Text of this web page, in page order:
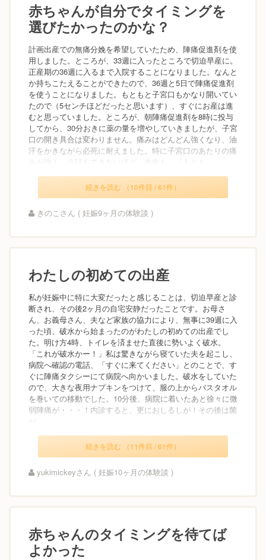
赤ちゃんが自分でタイミングを
選びたかったのかな？
計画出産での無痛分娩を希望していたため、陣痛促進剤を使
用しました。ところが、33週に入ったところで切迫早産に。
正産期の36週に入るまで入院することになりました。なんと
か持ちこたえることができたので、36週と5日で陣痛促進剤
を使うことになりました。もともと子宮口もかなり開いてい
たので（5センチほどだったと思います）、すぐにお産は進
むと思っていました。ところが、朝陣痛促進剤を8時に投与
してから、30分おきに薬の量を増やしていきましたが、子宮
口の開き具合は変わりません。痛みはどんどん強くなり、油
汗をかきながら必死に耐えました。特に子宮口のあたりの痛
みが強く、会話もできないほど。先生も、「もとも...
続きを読む （10件目 / 61件）
きのこさん ( 妊娠9ヶ月の体験談 )
わたしの初めての出産
私が妊娠中に特に大変だったと感じることは、切迫早産と診
断され、その後2ヶ月の自宅安静だったことです。お母さ
ん、お義母さん、夫など家族の協力により、無事に39週に入
った頃、破水から始まったのがわたしの初めての出産でし
た。明け方4時、トイレを済ませた直後に勢いよく破水。
「これが破水かー！」私は驚きながら寝ていた夫を起こし、
病院へ確認の電話、「すぐに来てください」とのことで、す
ぐに陣痛タクシーにて病院へ向かいました。破水をしていた
ので、大きな夜用ナプキンをつけて、服の上からバスタオル
を巻いての移動でした。10分後、病院に着いたあと徐々に微
弱陣痛が・・・！内診すると、更におしるしが！その後は菌
続きを読む （11件目 / 61件）
yukimickeyさん ( 妊娠10ヶ月の体験談 )
赤ちゃんのタイミングを待てば
よかった